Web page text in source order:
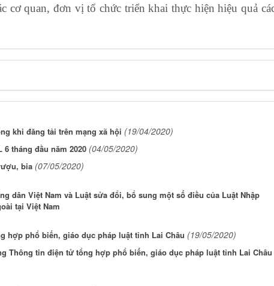
cơ quan, đơn vị tổ chức triển khai thực hiện hiệu quả
khi đăng tải trên mạng xã hội (19/04/2020)
tháng đầu năm 2020 (04/05/2020)
bia (07/05/2020)
dân Việt Nam và Luật sửa đổi, bổ sung một số điều của Luật Nhập
tại Việt Nam
hợp phổ biến, giáo dục pháp luật tỉnh Lai Châu (19/05/2020)
Thông tin điện tử tổng hợp phổ biến, giáo dục pháp luật tỉnh Lai Châu